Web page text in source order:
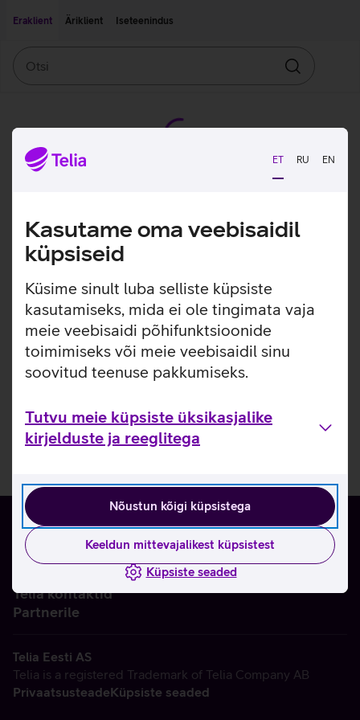
ET RU EN
Kasutame oma veebisaidil
küpsiseid
Küsime sinult luba selliste küpsiste
kasutamiseks, mida ei ole tingimata vaja
meie veebisaidi põhifunktsioonide
toimimiseks või meie veebisaidil sinu
soovitud teenuse pakkumiseks.
Tutvu meie küpsiste üksikasjalike
kirjelduste ja reeglitega
Nõustun kõigi küpsistega
Keeldun mittevajalikest küpsistest
Küpsiste seaded
Eraklient
Äriklient Iseteenindus
Otsin
Telia kontaktid
Partnerile
Telia Eesti AS
Telia is a registered Trademark of Telia Company AB
PrivaatsusteadeKüpsiste seaded